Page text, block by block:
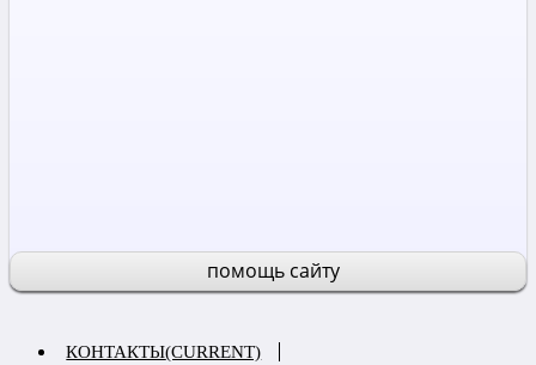
помощь сайту
КОНТАКТЫ(CURRENT)